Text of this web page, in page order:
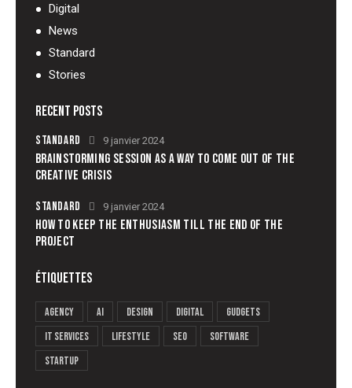
Digital
News
Standard
Stories
RECENT POSTS
STANDARD 9 janvier 2024
BRAINSTORMING SESSION AS A WAY TO COME OUT OF THE
CREATIVE CRISIS
STANDARD 9 janvier 2024
HOW TO KEEP THE ENTHUSIASM TILL THE END OF THE
PROJECT
ÉTIQUETTES
Agency AI Design Digital
Gudgets
IT services
Lifestyle Seo
Software
Startup